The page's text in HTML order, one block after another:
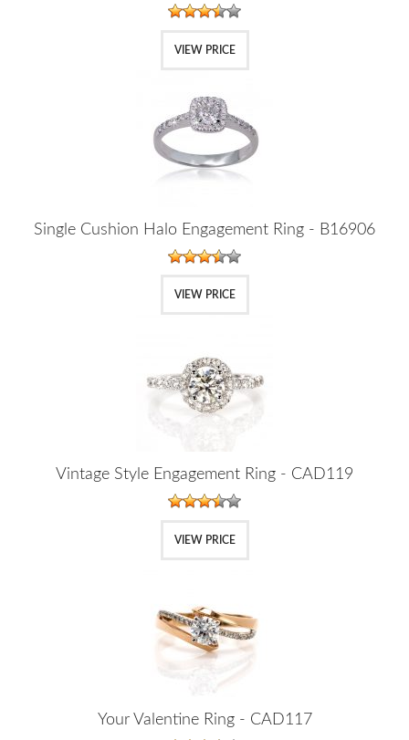
VIEW PRICE
Single Cushion Halo Engagement Ring - B16906
VIEW PRICE
Vintage Style Engagement Ring - CAD119
VIEW PRICE
Your Valentine Ring - CAD117